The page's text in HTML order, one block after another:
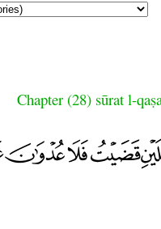
Chapter (28) sūrat l-